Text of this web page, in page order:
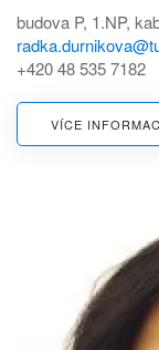
budova P, 1.NP,
+420 48 535 7182
VÍCE